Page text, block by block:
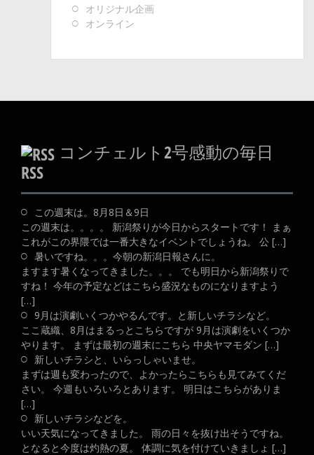
オリジナル企画
オンライン
コンチェルト2号感動の毎日
RSS
この週末は。8月8日＆9日
この週末は。。。。 新潟祭りが今日からスタートです！ まぁ
これがこの界隈では一番大きなイベントでしょうね。 公 […]
暑いですね。。。今朝の新潟日報さんに。
ますます暑くなってきました。。。 でも明日から新潟祭りで
すね！ 今年の予定などはこちら盛況なものになりますよう
[…]
9月は演劇いくつかやるんです。と新しいチラシなど。
ここ蔵織、8月はまるっとこちらですが 9月は演劇をいくつか
やります。 まずは最初の週末にこちら 中央ヤマモダン […]
新しいチラシと、いらっしゃいませ。
まずは週も変わったので、よかったらこちらも見てみてくだ
さい。 今週もいろいろとあります。 明日はこちらがありま
[…]
新しいチラシなどを。
いい天気になってきました。 雨の日々を抜け出そうですね。
となると今度は灼熱の夏。 体調に気を付けていきましょ […]